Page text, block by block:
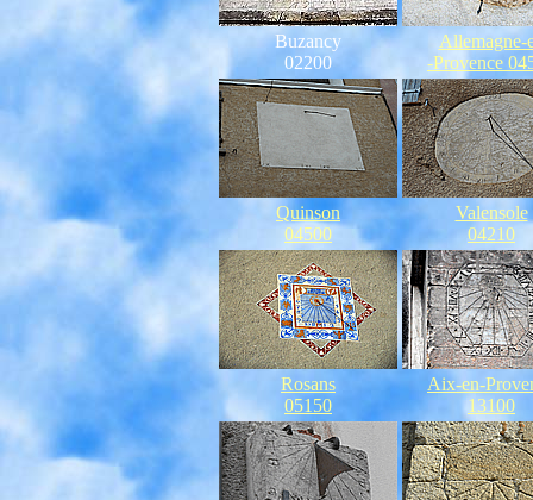
Buzancy
02200
Allemagne-
-Provence
Quinson
04500
Valensole
04210
Rosans
05150
Aix-en-
13100